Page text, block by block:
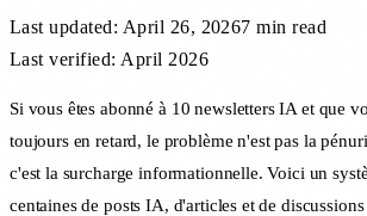
Last updated: April 26, 20267 min read
Last verified: April 2026
Si vous êtes abonné à 10 newsletters IA et que
toujours en retard, le problème n'est pas la
c'est la surcharge informationnelle. Voici un
centaines de posts IA, d'articles et de